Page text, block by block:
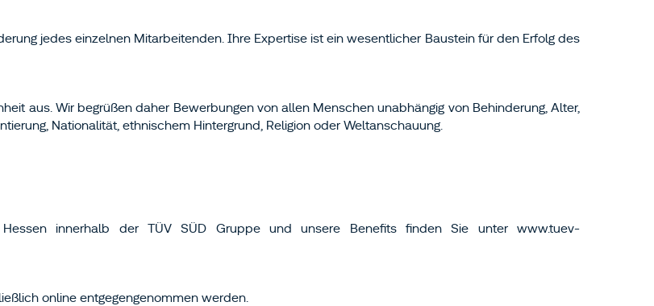
jedes einzelnen Mitarbeitenden. Ihre Expertise ist ein wesentlicher Baustein für den Erfolg des
aus. Wir begrüßen daher Bewerbungen von allen Menschen unabhängig von Behinderung, Alter,
Nationalität, ethnischem Hintergrund, Religion oder Weltanschauung.
innerhalb der TÜV SÜD Gruppe und unsere Benefits finden Sie unter www.tuev-
online entgegengenommen werden.